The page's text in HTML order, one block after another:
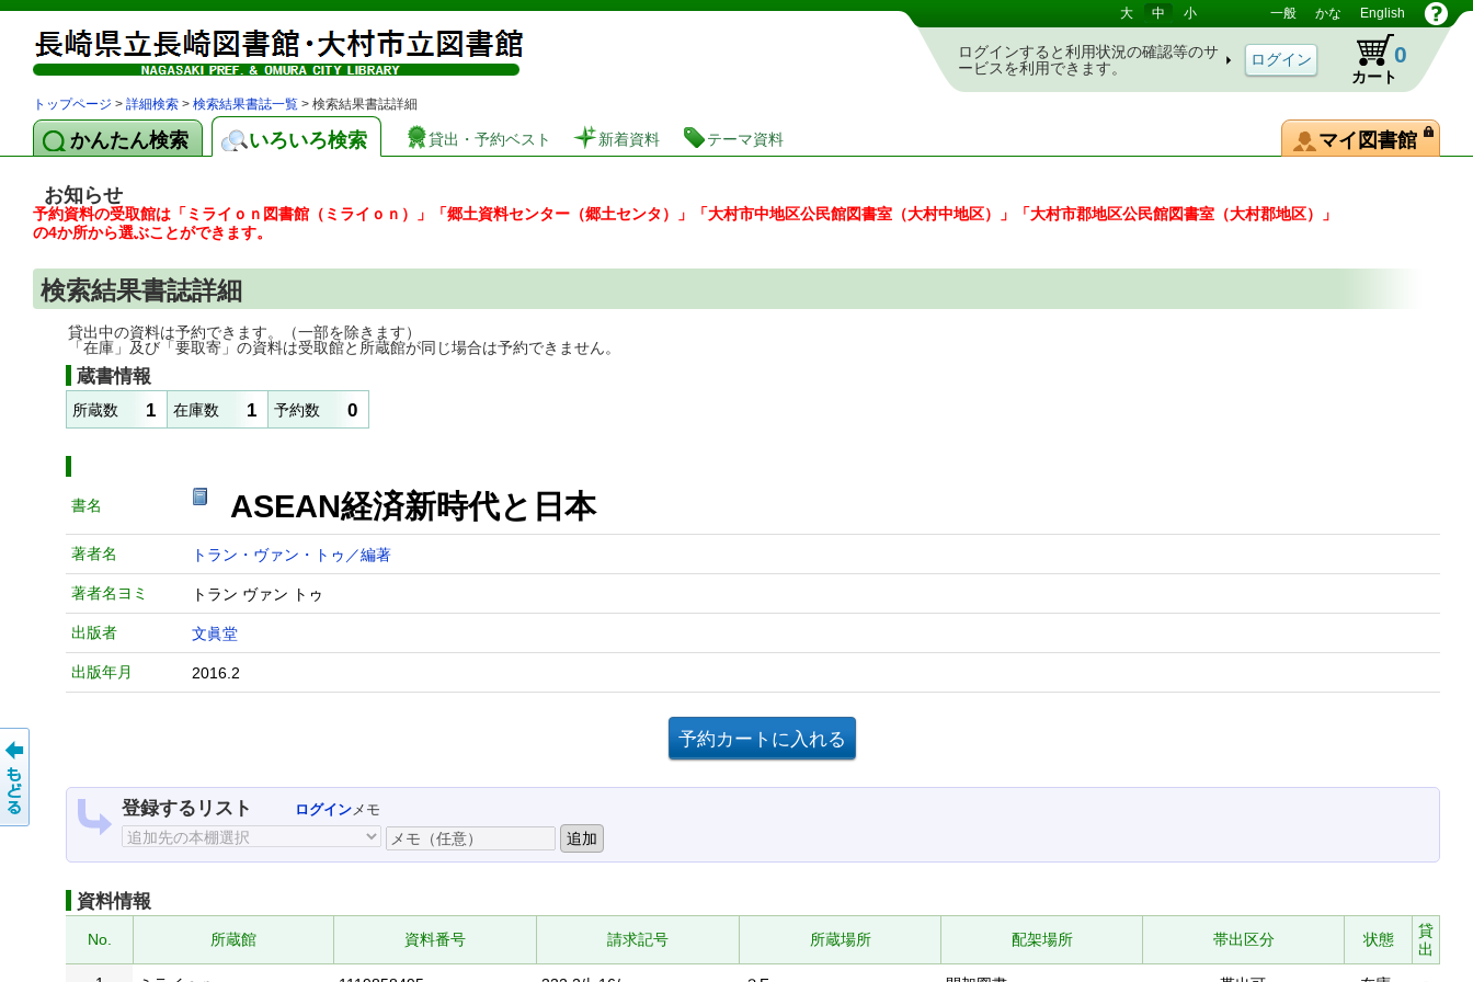
図書館 蔵書検索・予約システム 大 中 小 一般 かな English
ログインすると利用状況の確認等のサ
ービスを利用できます。
カート
0
トップページ > 詳細検索 > 検索結果書誌一覧 > 検索結果書誌詳細
かんたん検索 いろいろ検索 貸出・予約ベスト 新着資料 テーマ資料 マイ図書館
お知らせ
予約資料の受取館は「ミライｏｎ図書館（ミライｏｎ）」「郷土資料センター（郷土センタ）」「大村市中地区公民館図書室（大村中地区）」「大村市郡地区公民館図書室（大村郡地区）」
の4か所から選ぶことができます。
検索結果書誌詳細
貸出中の資料は予約できます。（一部を除きます）
「在庫」及び「要取寄」の資料は受取館と所蔵館が同じ場合は予約できません。
蔵書情報
所蔵数 1 在庫数 1 予約数 0
書名 ASEAN経済新時代と日本
著者名 トラン・ヴァン・トゥ／編著
著者名ヨミ トラン ヴァン トゥ
出版者 文眞堂
出版年月 2016.2
登録するリスト ログインメモ
資料情報
No. 所蔵館 資料番号 請求記号 所蔵場所 配架場所 帯出区分 状態
貸
出